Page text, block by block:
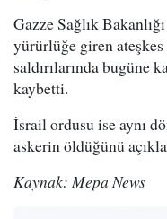
Gazze Sağlık
yürürlüğe giren
saldırılarında bugüne
kaybetti.
İsrail ordusu ise aynı
askerin öldüğünü
Kaynak: Mepa News